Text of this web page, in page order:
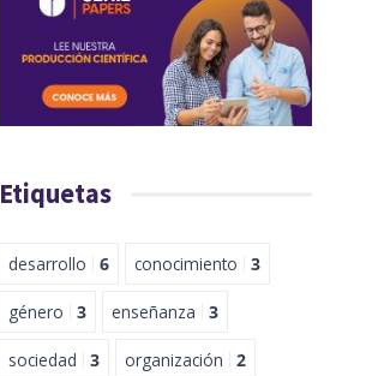
Etiquetas
desarrollo 6 conocimiento 3
género 3 enseñanza 3
sociedad 3 organización 2